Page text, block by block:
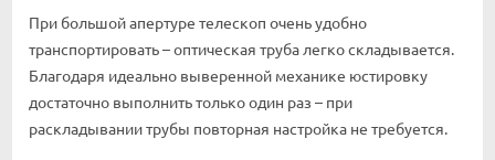
При большой апертуре телескоп очень удобно
транспортировать – оптическая труба легко складывается.
Благодаря идеально выверенной механике юстировку
достаточно выполнить только один раз – при
раскладывании трубы повторная настройка не требуется.